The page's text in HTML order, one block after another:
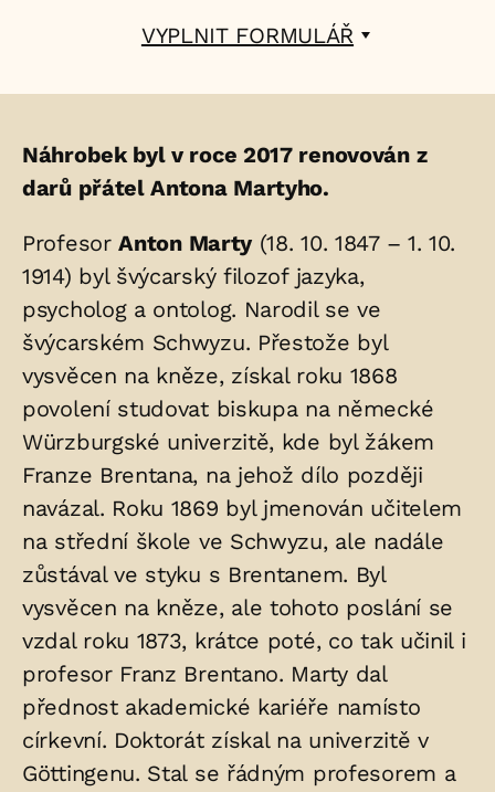
VYPLNIT FORMULÁŘ
Životopis
osoby/osob
uložených
v
hrobu:
Náhrobek byl v roce 2017 renovován z
darů přátel Antona Martyho.
ProfesorAnton Marty(18. 10. 1847 – 1. 10.
1914) byl švýcarský filozof jazyka,
psycholog a ontolog. Narodil se ve
švýcarském Schwyzu. Přestože byl
vysvěcen na kněze, získal roku 1868
povolení studovat biskupa na německé
Würzburgské univerzitě, kde byl žákem
Franze Brentana, na jehož dílo později
navázal. Roku 1869 byl jmenován učitelem
na střední škole ve Schwyzu, ale nadále
zůstával ve styku s Brentanem. Byl
vysvěcen na kněze, ale tohoto poslání se
vzdal roku 1873, krátce poté, co tak učinil i
profesor Franz Brentano. Marty dal
přednost akademické kariéře namísto
církevní. Doktorát získal na univerzitě v
Göttingenu. Stal se řádným profesorem a